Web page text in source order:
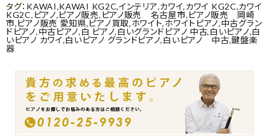
タグ： KAWAI,KAWAI KG2C,インテリア,カワイ,カワイ KG2C,カワイ
KG2C, ピアノ,ピアノ販売, ピアノ販売 名古屋市,ピアノ販売 岡崎
市,ピアノ販売 愛知県,ピアノ買取,ホワイト,ホワイトピアノ,中古グラン
ドピアノ,中古ピアノ,白 ピアノ,白いグランドピアノ 中古,白いピアノ,白
いピアノ カワイ,白いピアノ グランドピアノ,白いピアノ 中古,鍵盤楽
器